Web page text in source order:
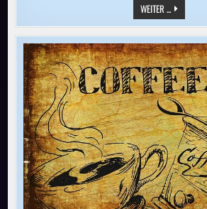
WEITER ...„ICH
DRUCKE
GELD
MIT
DEN
BLUMEN“